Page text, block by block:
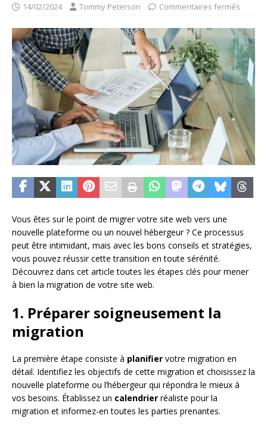
14/02/2024 Tommy Peterson Commentaires fermés
Vous êtes sur le point de migrer votre site web vers une
nouvelle plateforme ou un nouvel hébergeur ? Ce processus
peut être intimidant, mais avec les bons conseils et stratégies,
vous pouvez réussir cette transition en toute sérénité.
Découvrez dans cet article toutes les étapes clés pour mener
à bien la migration de votre site web.
1. Préparer soigneusement la
migration
La première étape consiste à planifier votre migration en
détail. Identifiez les objectifs de cette migration et choisissez la
nouvelle plateforme ou l’hébergeur qui répondra le mieux à
vos besoins. Établissez un calendrier réaliste pour la
migration et informez-en toutes les parties prenantes.